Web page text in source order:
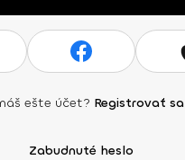
ešte účet? Registrovať sa
Zabudnuté heslo